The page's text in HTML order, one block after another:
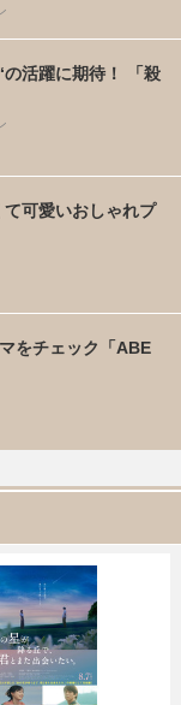
の活躍に期待！ 「殺
可愛いおしゃれプ
をチェック「ABE